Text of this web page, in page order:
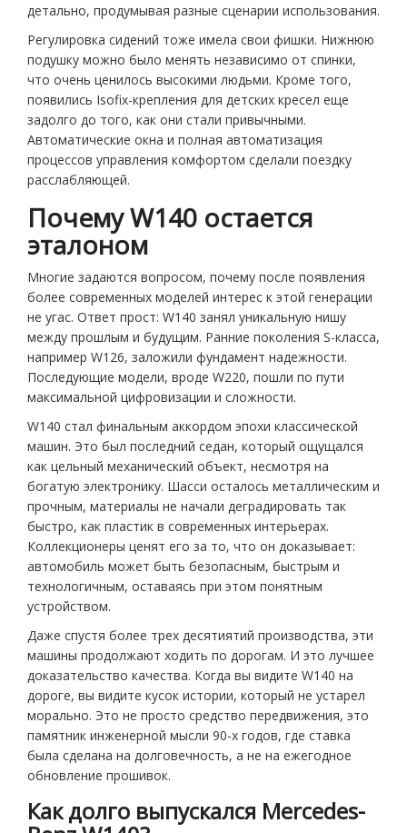
детально, продумывая разные сценарии использования.
Регулировка сидений тоже имела свои фишки. Нижнюю
подушку можно было менять независимо от спинки,
что очень ценилось высокими людьми. Кроме того,
появились Isofix-крепления для детских кресел еще
задолго до того, как они стали привычными.
Автоматические окна и полная автоматизация
процессов управления комфортом сделали поездку
расслабляющей.
Почему W140 остается
эталоном
Многие задаются вопросом, почему после появления
более современных моделей интерес к этой генерации
не угас. Ответ прост: W140 занял уникальную нишу
между прошлым и будущим. Ранние поколения S-класса,
например W126, заложили фундамент надежности.
Последующие модели, вроде W220, пошли по пути
максимальной цифровизации и сложности.
W140 стал финальным аккордом эпохи классической
машин. Это был последний седан, который ощущался
как цельный механический объект, несмотря на
богатую электронику. Шасси осталось металлическим и
прочным, материалы не начали деградировать так
быстро, как пластик в современных интерьерах.
Коллекционеры ценят его за то, что он доказывает:
автомобиль может быть безопасным, быстрым и
технологичным, оставаясь при этом понятным
устройством.
Даже спустя более трех десятиятий производства, эти
машины продолжают ходить по дорогам. И это лучшее
доказательство качества. Когда вы видите W140 на
дороге, вы видите кусок истории, который не устарел
морально. Это не просто средство передвижения, это
памятник инженерной мысли 90-х годов, где ставка
была сделана на долговечность, а не на ежегодное
обновление прошивок.
Как долго выпускался Mercedes-